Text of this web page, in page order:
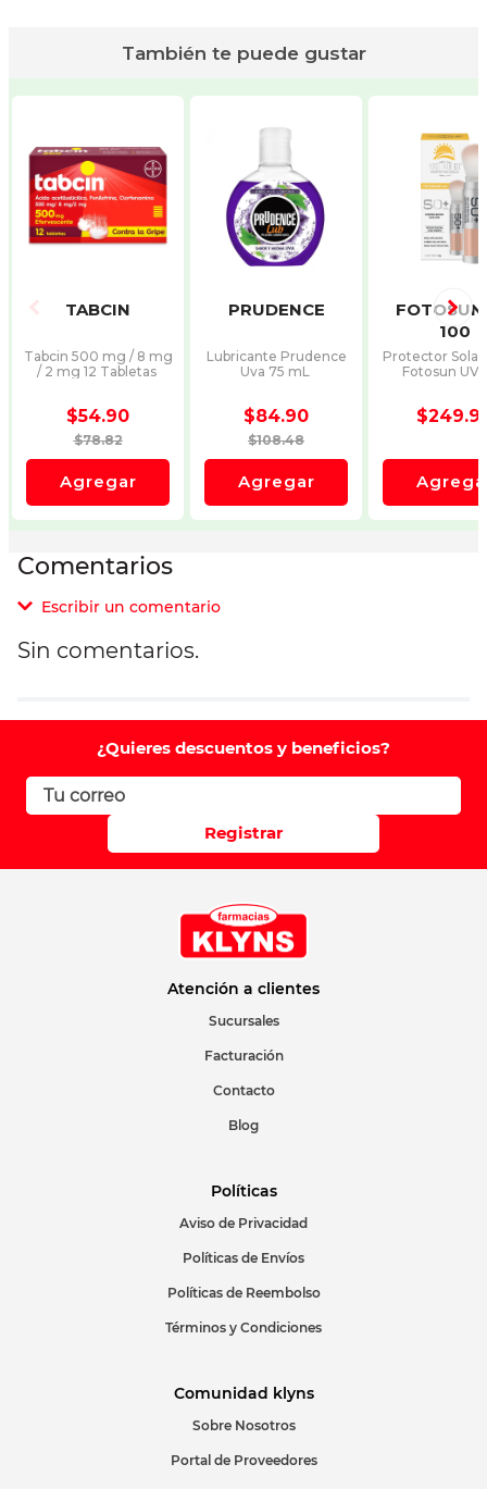
Comentarios
Escribir un comentario
Comentario
Califique el producto de 1 a 5 estrellas
Correo electrónico
ENVIAR COMENTARIO
Sin comentarios.
¿Quieres descuentos y beneficios?
Registrar
Atención a clientes
Sucursales
Facturación
Contacto
Blog
Políticas
Aviso de Privacidad
Políticas de Envíos
Políticas de Reembolso
Términos y Condiciones
Comunidad klyns
Sobre Nosotros
Portal de Proveedores